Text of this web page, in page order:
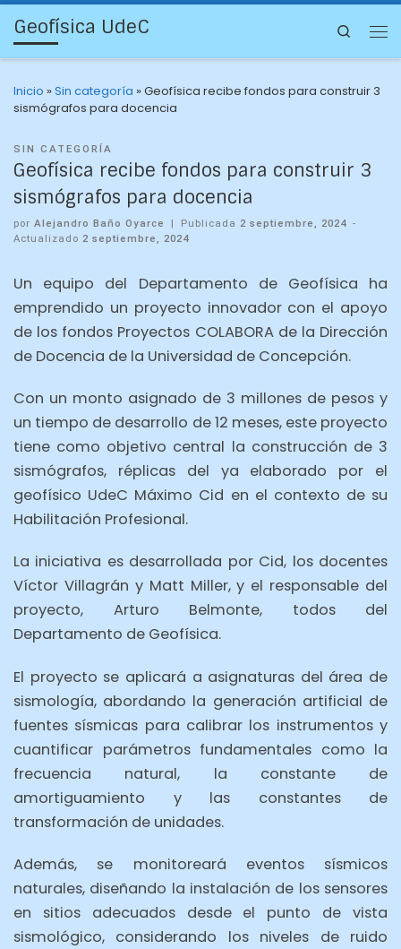
Geofísica UdeC Search
Inicio »Sin categoría »Geofísica recibe fondos para construir 3
sismógrafos para docencia
SIN CATEGORÍA
Geofísica recibe fondos para construir 3
sismógrafos para docencia
por Alejandro Baño Oyarce | Publicada2 septiembre, 2024 -
Actualizado 2 septiembre, 2024
Un equipo del Departamento de Geofísica ha
emprendido un proyecto innovador con el apoyo
de los fondos Proyectos COLABORA de la Dirección
de Docencia de la Universidad de Concepción.
Con un monto asignado de 3 millones de pesos y
un tiempo de desarrollo de 12 meses, este proyecto
tiene como objetivo central la construcción de 3
sismógrafos, réplicas del ya elaborado por el
geofísico UdeC Máximo Cid en el contexto de su
Habilitación Profesional.
La iniciativa es desarrollada por Cid, los docentes
Víctor Villagrán y Matt Miller, y el responsable del
proyecto, Arturo Belmonte, todos del
Departamento de Geofísica.
El proyecto se aplicará a asignaturas del área de
sismología, abordando la generación artificial de
fuentes sísmicas para calibrar los instrumentos y
cuantificar parámetros fundamentales como la
frecuencia natural, la constante de
amortiguamiento y las constantes de
transformación de unidades.
Además, se monitoreará eventos sísmicos
naturales, diseñando la instalación de los sensores
en sitios adecuados desde el punto de vista
sismológico, considerando los niveles de ruido